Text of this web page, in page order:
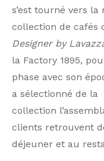
s’est tourné vers
collection de cafés
Designerby
la Factory 1895,
phase avec son
a sélectionné de la
collection
clients retrouvent
déjeuner et au